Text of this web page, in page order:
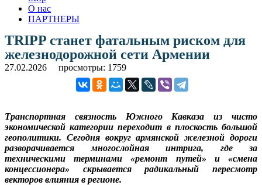
О нас
ПАРТНЕРЫ
TRIPP станет фатальным риском для
железнодорожной сети Армении
27.02.2026 просмотры: 1759
Транспортная связность Южного Кавказа из чисто
экономической категории переходит в плоскость большой
геополитики. Сегодня вокруг армянской железной дороги
разворачивается многослойная интрига, где за
техническими терминами «ремонт путей» и «смена
концессионера» скрывается радикальный пересмотр
векторов влияния в регионе.